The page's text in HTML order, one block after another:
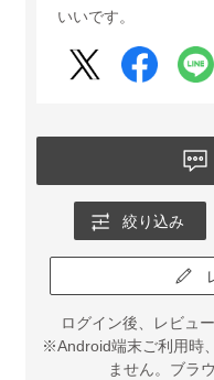
いいです。
絞り込み
ログイン後、レビュ
※Android端末ご利用時
ません。ブラ